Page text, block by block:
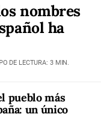
nombres
ha
DE LECTURA: 3 MIN.
pueblo más
un único